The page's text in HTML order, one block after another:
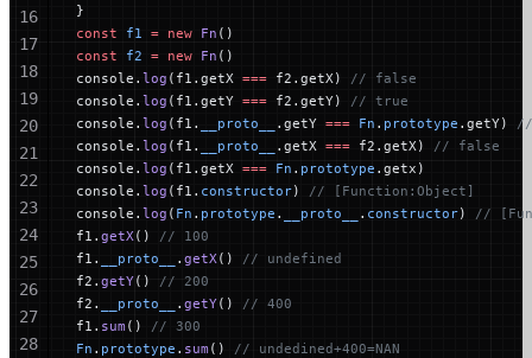
}
const f1 = new Fn ()
const f2 = new Fn ()
console. log (f1.getX === f2.getX) // false
console. log (f1.getY === f2.getY) // true
console. log (f1. __proto__ .getY === Fn . prototype .getY)
console. log (f1. __proto__ .getX === f2.getX) // false
console. log (f1.getX === Fn . prototype .getx)
console. log (f1. constructor) // [Function:Object]
console. log ( Fn . prototype . __proto__ . constructor) //
f1. getX() // 100
f1.
__proto__ . getX () // undefined
f2. getY() // 200
f2.
__proto__ . getY() // 400
f1. sum() // 300
Fn . prototype . sum() // undedined+400=NAN
16
17
18
19
20
21
22
23
24
25
26
27
28